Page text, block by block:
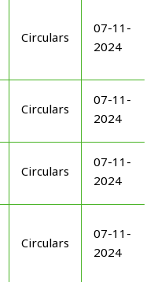
Circulars
07-11-
2024
Circulars
07-11-
2024
Circulars
07-11-
2024
Circulars
07-11-
2024